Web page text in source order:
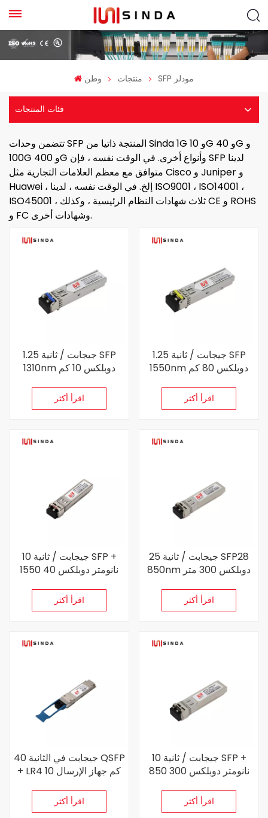
وطن منتجات SFP مودلز
فئات المنتجات
تتضمن وحدات SFP المنتجة ذاتيا من Sinda 1G و 10G و 40G و
100G و 400G وأنواع أخرى. في الوقت نفسه ، فإن SFP لدينا
متوافق مع معظم العلامات التجارية مثل Cisco و Juniper و
Huawei ، إلخ. في الوقت نفسه ، لدينا ISO9001 ، ISO14001 ،
ISO45001 ، ثلاث شهادات النظام الرئيسية ، وكذلك CE و ROHS
و FC وشهادات أخرى.
1.25 جيجابت / ثانية SFP
1310nm دوبلكس 10 كم
اقرأ أكثر
1.25 جيجابت / ثانية SFP
1550nm دوبلكس 80 كم
اقرأ أكثر
10 جيجابت / ثانية SFP +
1550 نانومتر دوبلكس 40
اقرأ أكثر
25 جيجابت / ثانية SFP28
850nm دوبلكس 300 متر
اقرأ أكثر
40 جيجابت في الثانية QSFP
+ LR4 10 كم جهاز الإرسال
اقرأ أكثر
10 جيجابت / ثانية SFP +
850 نانومتر دوبلكس 300
اقرأ أكثر